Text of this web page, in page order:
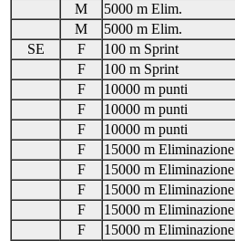
M
5000 m Elim.
M
5000 m Elim.
SE
F 100 m Sprint
F
100 m Sprint
F
10000 m punti
F
10000 m punti
F
10000 m punti
F
15000 m Eliminazione
F
15000 m Eliminazione
F
15000 m Eliminazione
F
15000 m Eliminazione
F
15000 m Eliminazione